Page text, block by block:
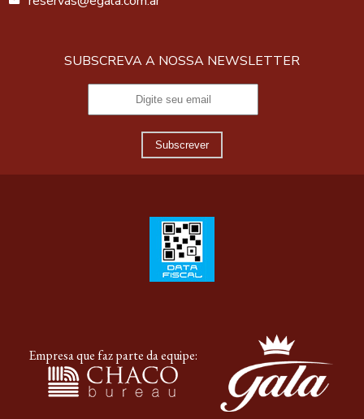
SUBSCREVA A NOSSA NEWSLETTER
Subscrever
Empresa que faz parte da equipe: